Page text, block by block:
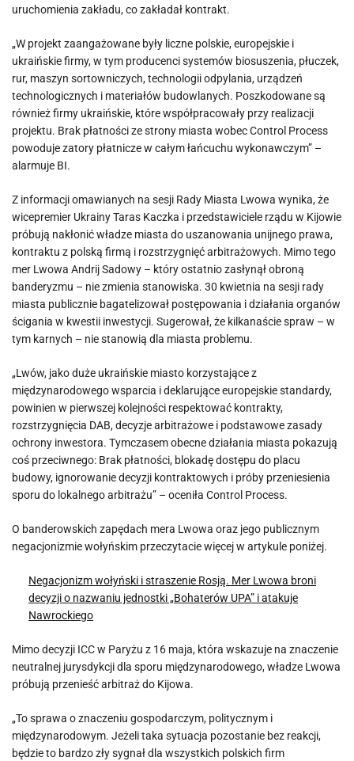
uruchomienia zakładu, co zakładał kontrakt.
„W projekt zaangażowane były liczne polskie, europejskie i
ukraińskie firmy, w tym producenci systemów biosuszenia, płuczek,
rur, maszyn sortowniczych, technologii odpylania, urządzeń
technologicznych i materiałów budowlanych. Poszkodowane są
również firmy ukraińskie, które współpracowały przy realizacji
projektu. Brak płatności ze strony miasta wobec Control Process
powoduje zatory płatnicze w całym łańcuchu wykonawczym” –
alarmuje BI.
Z informacji omawianych na sesji Rady Miasta Lwowa wynika, że
wicepremier Ukrainy Taras Kaczka i przedstawiciele rządu w Kijowie
próbują nakłonić władze miasta do uszanowania unijnego prawa,
kontraktu z polską firmą i rozstrzygnięć arbitrażowych. Mimo tego
mer Lwowa Andrij Sadowy – który ostatnio zasłynął obroną
banderyzmu – nie zmienia stanowiska. 30 kwietnia na sesji rady
miasta publicznie bagatelizował postępowania i działania organów
ścigania w kwestii inwestycji. Sugerował, że kilkanaście spraw – w
tym karnych – nie stanowią dla miasta problemu.
„Lwów, jako duże ukraińskie miasto korzystające z
międzynarodowego wsparcia i deklarujące europejskie standardy,
powinien w pierwszej kolejności respektować kontrakty,
rozstrzygnięcia DAB, decyzje arbitrażowe i podstawowe zasady
ochrony inwestora. Tymczasem obecne działania miasta pokazują
coś przeciwnego: Brak płatności, blokadę dostępu do placu
budowy, ignorowanie decyzji kontraktowych i próby przeniesienia
sporu do lokalnego arbitrażu” – oceniła Control Process.
O banderowskich zapędach mera Lwowa oraz jego publicznym
negacjonizmie wołyńskim przeczytacie więcej w artykule poniżej.
Negacjonizm wołyński i straszenie Rosją. Mer Lwowa broni
decyzji o nazwaniu jednostki „Bohaterów UPA” i atakuje
Nawrockiego
Mimo decyzji ICC w Paryżu z 16 maja, która wskazuje na znaczenie
neutralnej jurysdykcji dla sporu międzynarodowego, władze Lwowa
próbują przenieść arbitraż do Kijowa.
„To sprawa o znaczeniu gospodarczym, politycznym i
międzynarodowym. Jeżeli taka sytuacja pozostanie bez reakcji,
będzie to bardzo zły sygnał dla wszystkich polskich firm